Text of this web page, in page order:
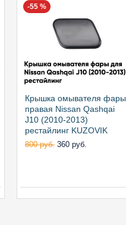
-55 %
Крышка омывателя фары
правая Nissan Qashqai
J10 (2010-2013)
рестайлинг KUZOVIK
800 руб. 360 руб.